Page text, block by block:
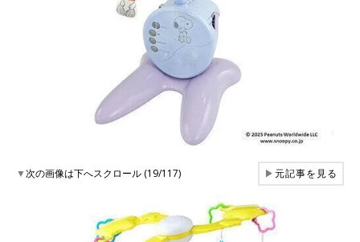
▼次の画像は下へスクロール (19/117) ▶元記事を見る